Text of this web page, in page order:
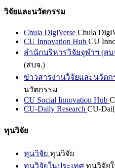
วิจัยและนวัตกรรม
Chula DigiVerse Chula
CU Innovation Hub CU
สำนักบริหารวิจัยจุฬาฯ (สบ
(สบจ.)
ข่าวสารงานวิจัยและนวัตก
นวัตกรรม
CU Social Innovation Hub
CU-Daily Research CU-
ทุนวิจัย
ทุนวิจัย ทุนวิจัย
ทุนวิจัยในประเทศ ทุนวิจัย